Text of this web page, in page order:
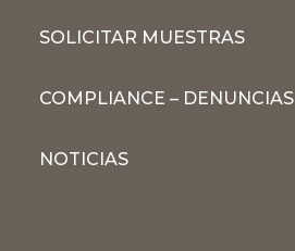
SOLICITAR MUESTRAS
COMPLIANCE – DENUNCIAS
NOTICIAS